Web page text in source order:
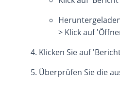
> Klick auf
Klicken Sie auf
Überprüfen Sie die